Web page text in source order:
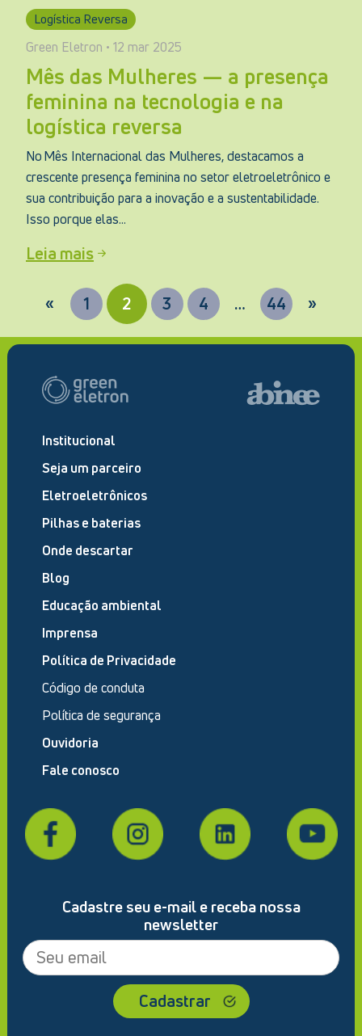
Logística Reversa
Green Eletron • 12 mar 2025
Mês das Mulheres — a presença
feminina na tecnologia e na
logística reversa
No Mês Internacional das Mulheres, destacamos a
crescente presença feminina no setor eletroeletrônico e
sua contribuição para a inovação e a sustentabilidade.
Isso porque elas...
Leia mais
« 1 2 3 4 … 44 »
Institucional
Seja um parceiro
Eletroeletrônicos
Pilhas e baterias
Onde descartar
Blog
Educação ambiental
Imprensa
Política de Privacidade
Código de conduta
Política de segurança
Ouvidoria
Fale conosco
Cadastre seu e-mail e receba nossa
newsletter